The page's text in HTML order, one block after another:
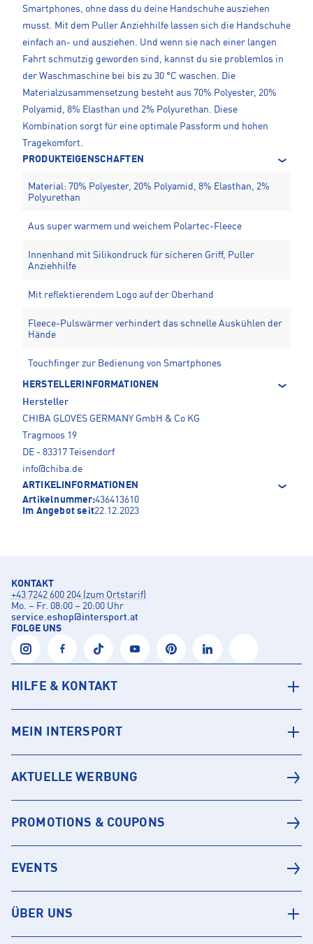
Smartphones, ohne dass du deine Handschuhe ausziehen
musst. Mit dem Puller Anziehhilfe lassen sich die Handschuhe
einfach an- und ausziehen. Und wenn sie nach einer langen
Fahrt schmutzig geworden sind, kannst du sie problemlos in
der Waschmaschine bei bis zu 30 °C waschen. Die
Materialzusammensetzung besteht aus 70% Polyester, 20%
Polyamid, 8% Elasthan und 2% Polyurethan. Diese
Kombination sorgt für eine optimale Passform und hohen
Tragekomfort.
PRODUKTEIGENSCHAFTEN
Material: 70% Polyester, 20% Polyamid, 8% Elasthan, 2%
Polyurethan
Aus super warmem und weichem Polartec-Fleece
Innenhand mit Silikondruck für sicheren Griff, Puller
Anziehhilfe
Mit reflektierendem Logo auf der Oberhand
Fleece-Pulswärmer verhindert das schnelle Auskühlen der
Hände
Touchfinger zur Bedienung von Smartphones
HERSTELLERINFORMATIONEN
Hersteller
CHIBA GLOVES GERMANY GmbH & Co KG
Tragmoos 19
DE - 83317 Teisendorf
info@chiba.de
ARTIKELINFORMATIONEN
Artikelnummer:436413610
Im Angebot seit22.12.2023
KONTAKT
+43 7242 600 204 (zum Ortstarif)
Mo. – Fr. 08:00 – 20:00 Uhr
service.eshop@intersport.at
FOLGE UNS
HILFE & KONTAKT
MEIN INTERSPORT
AKTUELLE WERBUNG
PROMOTIONS & COUPONS
EVENTS
ÜBER UNS